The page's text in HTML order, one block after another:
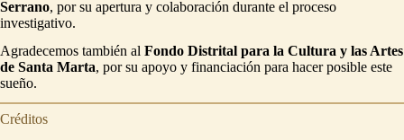
Serrano, por su apertura y colaboración durante el proceso
investigativo.
Agradecemos también al Fondo Distrital para la Cultura y las Artes
de Santa Marta, por su apoyo y financiación para hacer posible este
sueño.
Créditos